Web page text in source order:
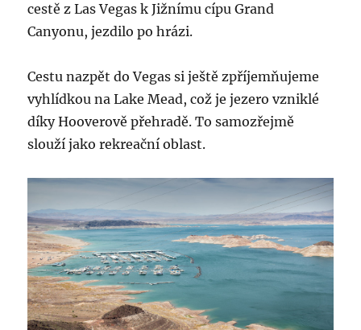
cestě z Las Vegas k Jižnímu cípu Grand
Canyonu, jezdilo po hrázi.
Cestu nazpět do Vegas si ještě zpříjemňujeme
vyhlídkou na Lake Mead, což je jezero vzniklé
díky Hooverově přehradě. To samozřejmě
slouží jako rekreační oblast.